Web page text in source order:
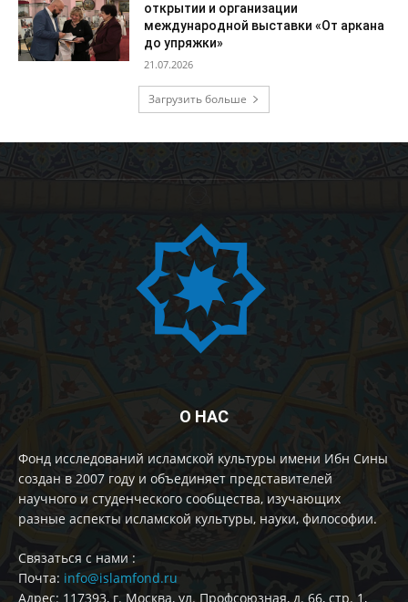
открытии и организации
международной выставки «От аркана
до упряжки»
21.07.2026
Загрузить больше
О НАС
Фонд исследований исламской культуры имени Ибн Сины
создан в 2007 году и объединяет представителей
научного и студенческого сообщества, изучающих
разные аспекты исламской культуры, науки, философии.
Cвязаться с нами :
Почта: info@islamfond.ru
Адрес: 117393, г. Москва, ул. Профсоюзная, д. 66, стр. 1,